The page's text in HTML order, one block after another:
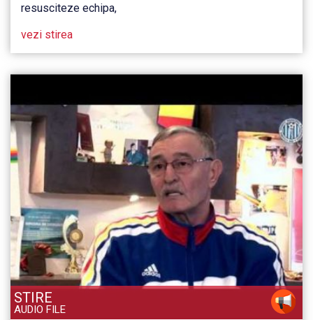
resusciteze echipa,
vezi stirea
STIRE
AUDIO FILE